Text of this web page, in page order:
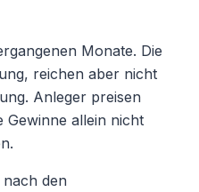
Monate. Die
reichen aber nicht
Anleger preisen
Gewinne allein nicht
den